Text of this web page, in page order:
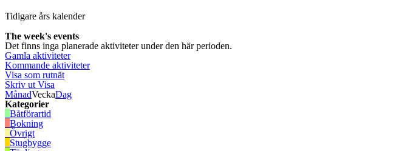
Tidigare års kalender
The week's events
Det finns inga planerade aktiviteter under den här perioden.
Gamla aktiviteter
Kommande aktiviteter
Visa som rutnät
Skriv ut Visa
MånadVeckaDag
Kategorier
Båtförartid
Bokning
Övrigt
Stugbygge